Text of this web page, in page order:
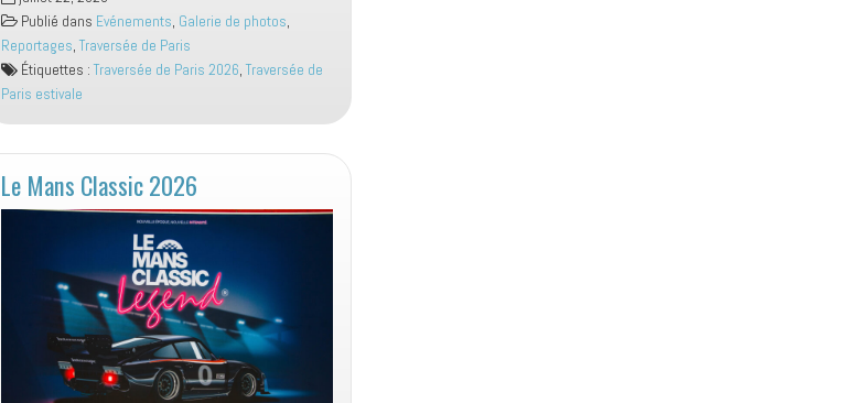
Estivale
2026
Tracteurs
Publié dans Evénements, Galerie de photos,
Reportages, Traversée de Paris
Étiquettes : Traversée de Paris 2026, Traversée de
Paris estivale
Le Mans Classic 2026